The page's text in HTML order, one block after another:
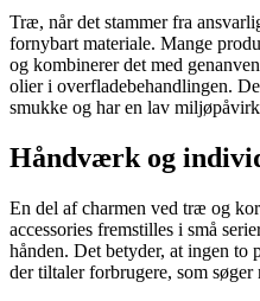
Træ, når det stammer fra
fornybart materiale. Mange
og kombinerer det med
olier i overfladebehandlingen.
smukke og har en lav
Håndværk og
En del af charmen ved træ og
accessories fremstilles i små
hånden. Det betyder, at ingen to
der tiltaler forbrugere, som